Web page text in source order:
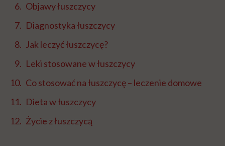
Objawy łuszczycy
Diagnostyka łuszczycy
Jak leczyć łuszczycę?
Leki stosowane w łuszczycy
Co stosować na łuszczycę – leczenie domowe
Dieta w łuszczycy
Życie z łuszczycą